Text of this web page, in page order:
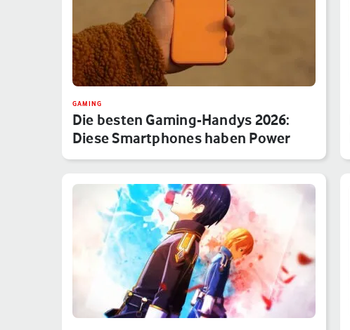
GAMING
Die besten Gaming-Handys 2026:
Diese Smartphones haben Power